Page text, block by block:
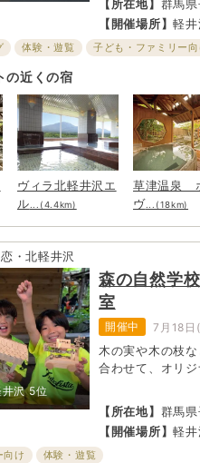
ポット、アニア
が盛りだくさん！
【所在地】 群馬
【開催場所】軽
体験・遊覧 子ども・ファミリー向
の近くの宿
ヴィラ北軽井沢エ
ル ...(4.4km)
草津温泉
ヴ ...(18km)
・北軽井沢
沢 5位
森の自然学
室
開催中 7月18日
木の実や木の枝
合わせて、オリジ
【所在地】 群馬
2277
【開催場所】軽
向け 体験・遊覧